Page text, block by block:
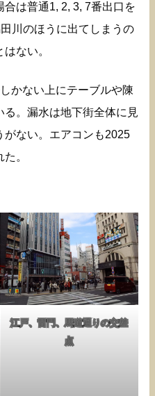
は普通1, 2, 3, 7番出口を
川のほうに出てしまうの
ない。
かない上にテーブルや陳
。漏水は地下街全体に見
がない。エアコンも2025
。
江戸、雷門、馬道通りの交差
点